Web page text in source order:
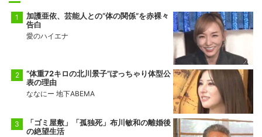
加護亜依、芸能人との“体の関係”を赤裸々
告白
愛のハイエナ
“体重72キロの北川景子”ぽっちゃり体型公
表の理由
ななにー 地下ABEMA
「ゴミ屋敷」「孤独死」布川敏和の離婚後
の絶望生活